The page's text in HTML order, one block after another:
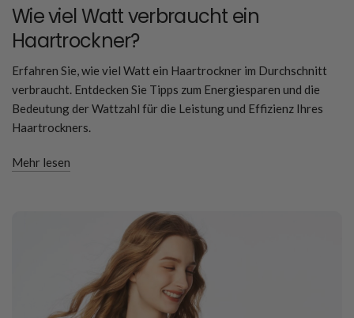
Wie viel Watt verbraucht ein
Haartrockner?
Erfahren Sie, wie viel Watt ein Haartrockner im Durchschnitt
verbraucht. Entdecken Sie Tipps zum Energiesparen und die
Bedeutung der Wattzahl für die Leistung und Effizienz Ihres
Haartrockners.
Mehr lesen